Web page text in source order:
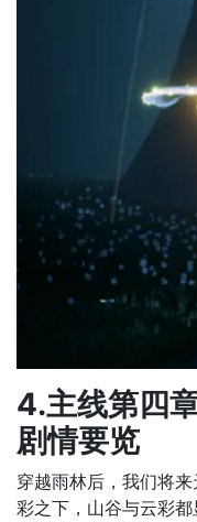
4.主线第四
剧情要览
穿越雨林后，我们将
彩之下，山谷与云彩